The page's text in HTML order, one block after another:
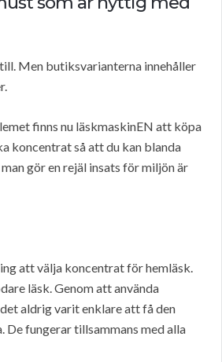
Men butiksvarianterna innehåller
finns nu läskmaskinEN att köpa
koncentrat så att du kan blanda
gör en rejäl insats för miljön är
att välja koncentrat för hemläsk.
läsk. Genom att använda
aldrig varit enklare att få den
De fungerar tillsammans med alla